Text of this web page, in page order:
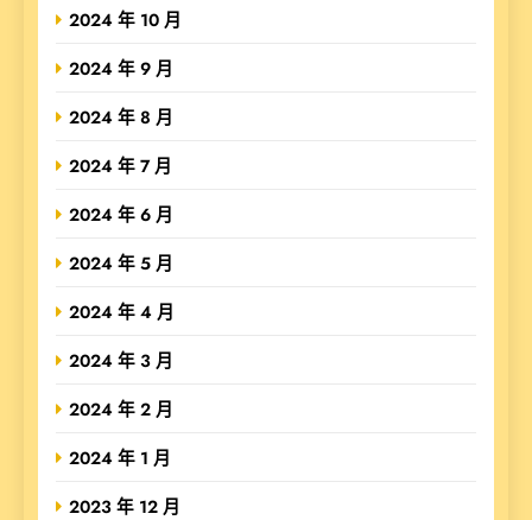
2024 年 10 月
2024 年 9 月
2024 年 8 月
2024 年 7 月
2024 年 6 月
2024 年 5 月
2024 年 4 月
2024 年 3 月
2024 年 2 月
2024 年 1 月
2023 年 12 月